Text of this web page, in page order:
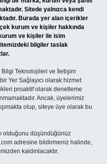
Sitede yalnızca kendi
Burada yer alan içerikler
kurum ve kişiler hakkında
ve kişiler ile isim
bilgiler taslak
Bilgi Teknolojileri ve İletişim
Yer Sağlayıcı olarak hizmet
proaktif olarak denetleme
Ancak, üyelerimiz
olup, siteye üye olarak bu
olduğunu düşündüğünüz
adresine bildirmeniz halinde,
kaldırılacaktır.